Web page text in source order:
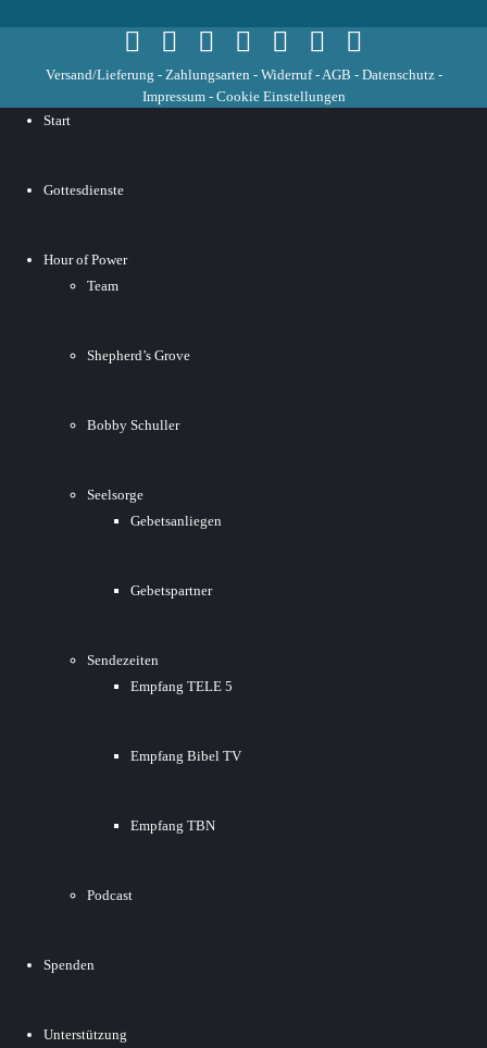
Versand/Lieferung - Zahlungsarten - Widerruf- AGB - Datenschutz-
Impressum- Cookie Einstellungen
Start
Gottesdienste
Hour of Power
Team
Shepherd’s Grove
Bobby Schuller
Seelsorge
Gebetsanliegen
Gebetspartner
Sendezeiten
Empfang TELE 5
Empfang Bibel TV
Empfang TBN
Podcast
Spenden
Unterstützung